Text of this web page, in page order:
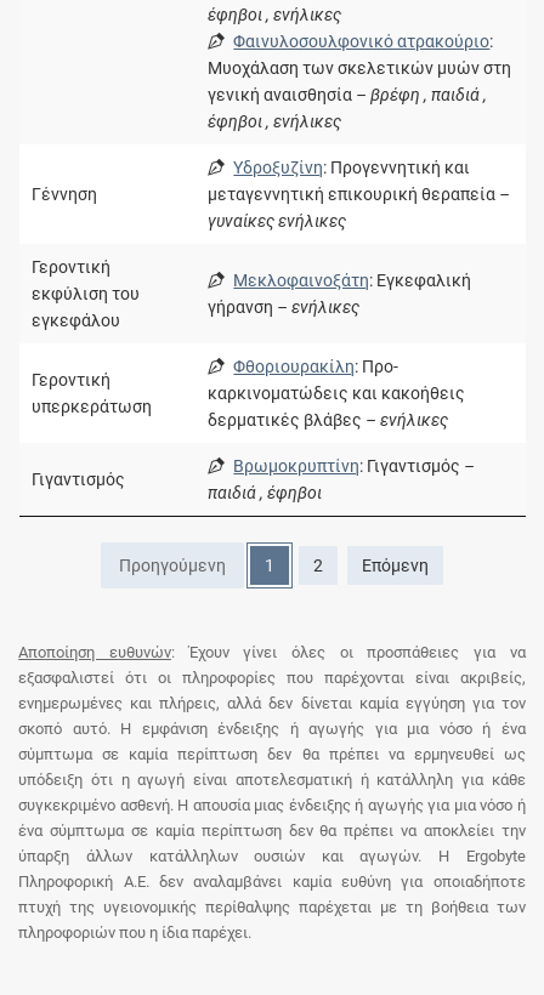
έφηβοι , ενήλικες
Φαινυλοσουλφονικό ατρακούριο:
Μυοχάλαση των σκελετικών μυών στη
γενική αναισθησία – βρέφη , παιδιά ,
έφηβοι , ενήλικες
Γέννηση
Υδροξυζίνη: Προγεννητική και
μεταγεννητική επικουρική θεραπεία –
γυναίκες ενήλικες
Γεροντική
εκφύλιση του
εγκεφάλου
Μεκλοφαινοξάτη: Εγκεφαλική
γήρανση – ενήλικες
Γεροντική
υπερκεράτωση
Φθοριουρακίλη: Προ-
καρκινοματώδεις και κακοήθεις
δερματικές βλάβες – ενήλικες
Γιγαντισμός
Βρωμοκρυπτίνη: Γιγαντισμός –
παιδιά , έφηβοι
Προηγούμενη 1 2 Επόμενη
Αποποίηση ευθυνών: Έχουν γίνει όλες οι προσπάθειες για να
εξασφαλιστεί ότι οι πληροφορίες που παρέχονται είναι ακριβείς,
ενημερωμένες και πλήρεις, αλλά δεν δίνεται καμία εγγύηση για τον
σκοπό αυτό. Η εμφάνιση ένδειξης ή αγωγής για μια νόσο ή ένα
σύμπτωμα σε καμία περίπτωση δεν θα πρέπει να ερμηνευθεί ως
υπόδειξη ότι η αγωγή είναι αποτελεσματική ή κατάλληλη για κάθε
συγκεκριμένο ασθενή. Η απουσία μιας ένδειξης ή αγωγής για μια νόσο ή
ένα σύμπτωμα σε καμία περίπτωση δεν θα πρέπει να αποκλείει την
ύπαρξη άλλων κατάλληλων ουσιών και αγωγών. Η Ergobyte
Πληροφορική Α.Ε. δεν αναλαμβάνει καμία ευθύνη για οποιαδήποτε
πτυχή της υγειονομικής περίθαλψης παρέχεται με τη βοήθεια των
πληροφοριών που η ίδια παρέχει.